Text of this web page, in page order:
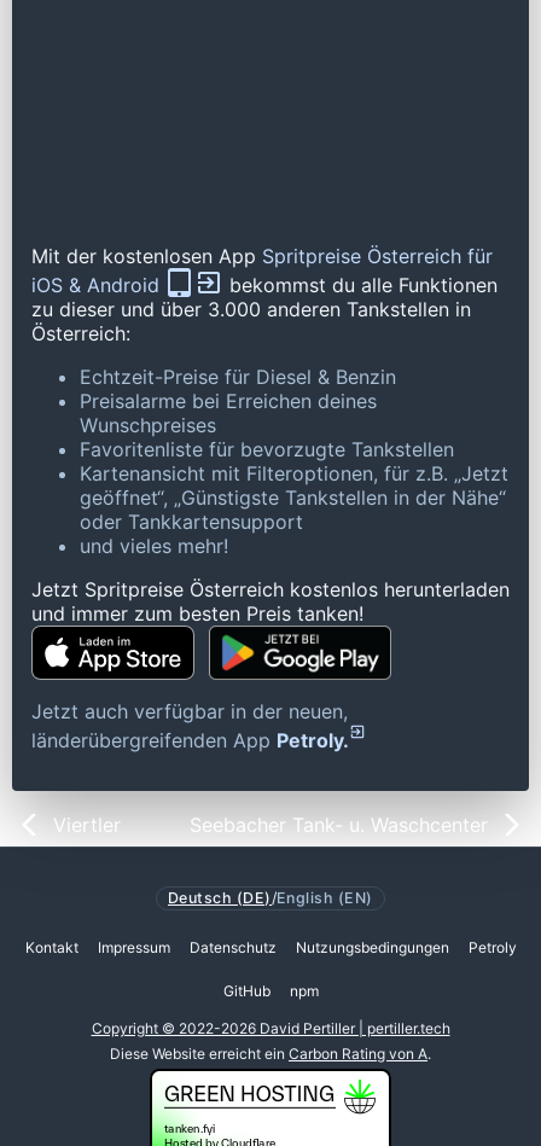
Mit der kostenlosen App Spritpreise Österreich für
iOS & Android
bekommst du alle Funktionen
zu dieser und über 3.000 anderen Tankstellen in
Österreich:
Echtzeit-Preise für Diesel & Benzin
Preisalarme bei Erreichen deines
Wunschpreises
Favoritenliste für bevorzugte Tankstellen
Kartenansicht mit Filteroptionen, für z.B. „Jetzt
geöffnet“, „Günstigste Tankstellen in der Nähe“
oder Tankkartensupport
und vieles mehr!
Jetzt Spritpreise Österreich kostenlos herunterladen
und immer zum besten Preis tanken!
Jetzt auch verfügbar in der neuen,
länderübergreifenden App Petroly.
Viertler Seebacher Tank- u. Waschcenter
Deutsch (DE)/English (EN)
Kontakt Impressum Datenschutz Nutzungsbedingungen Petroly
GitHub npm
Copyright © 2022-2026 David Pertiller | pertiller.tech
Diese Website erreicht ein Carbon Rating von A.